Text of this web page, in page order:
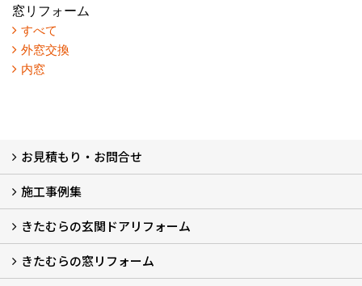
窓リフォーム
すべて
外窓交換
内窓
お見積もり・お問合せ
LINEで概算見積もり
チャットで質問
問い合わせフォームから
オンライン相談
電話で相談
無料現地調査をご希望の方
施工事例集
玄関ドアリフォーム
玄関引戸リフォーム
勝手口ドアリフォーム
窓リフォーム
きたむらの玄関ドアリフォーム
玄関ドアリフォームについて
リシェントについて (23)
・玄関ドアバリエーション (52)
・玄関引戸バリエーション (44)
・勝手口ドアバリエーション (11)
安心の自社施工
無料点検
保証について
価格について
概算見積について (2)
きたむらの窓リフォーム